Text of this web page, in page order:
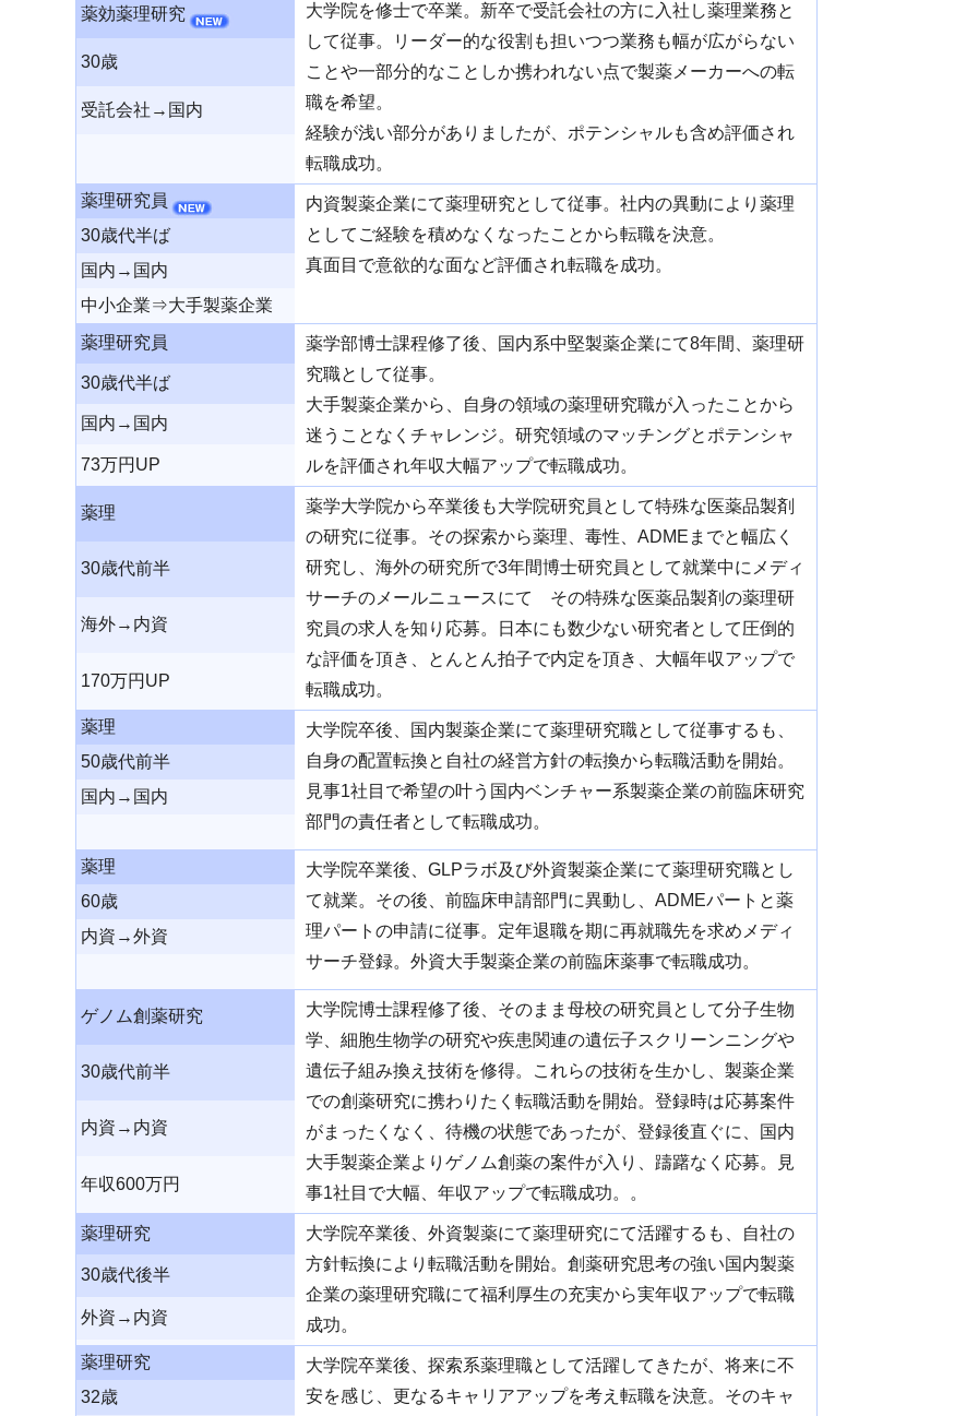
薬効薬理研究
大学院を修士で卒業。新卒で受託会社の方に入社し薬理業務と
して従事。リーダー的な役割も担いつつ業務も幅が広がらない
ことや一部分的なことしか携われない点で製薬メーカーへの転
職を希望。
経験が浅い部分がありましたが、ポテンシャルも含め評価され
転職成功。
30歳
受託会社→国内
薬理研究員
内資製薬企業にて薬理研究として従事。社内の異動により薬理
としてご経験を積めなくなったことから転職を決意。
真面目で意欲的な面など評価され転職を成功。
30歳代半ば
国内→国内
中小企業⇒大手製薬企業
薬理研究員
薬学部博士課程修了後、国内系中堅製薬企業にて8年間、薬理研
究職として従事。
大手製薬企業から、自身の領域の薬理研究職が入ったことから
迷うことなくチャレンジ。研究領域のマッチングとポテンシャ
ルを評価され年収大幅アップで転職成功。
30歳代半ば
国内→国内
73万円UP
薬理
薬学大学院から卒業後も大学院研究員として特殊な医薬品製剤
の研究に従事。その探索から薬理、毒性、ADMEまでと幅広く
研究し、海外の研究所で3年間博士研究員として就業中にメディ
サーチのメールニュースにて その特殊な医薬品製剤の薬理研
究員の求人を知り応募。日本にも数少ない研究者として圧倒的
な評価を頂き、とんとん拍子で内定を頂き、大幅年収アップで
転職成功。
30歳代前半
海外→内資
170万円UP
薬理
大学院卒後、国内製薬企業にて薬理研究職として従事するも、
自身の配置転換と自社の経営方針の転換から転職活動を開始。
見事1社目で希望の叶う国内ベンチャー系製薬企業の前臨床研究
部門の責任者として転職成功。
50歳代前半
国内→国内
薬理
大学院卒業後、GLPラボ及び外資製薬企業にて薬理研究職とし
て就業。その後、前臨床申請部門に異動し、ADMEパートと薬
理パートの申請に従事。定年退職を期に再就職先を求めメディ
サーチ登録。外資大手製薬企業の前臨床薬事で転職成功。
60歳
内資→外資
ゲノム創薬研究
大学院博士課程修了後、そのまま母校の研究員として分子生物
学、細胞生物学の研究や疾患関連の遺伝子スクリーンニングや
遺伝子組み換え技術を修得。これらの技術を生かし、製薬企業
での創薬研究に携わりたく転職活動を開始。登録時は応募案件
がまったくなく、待機の状態であったが、登録後直ぐに、国内
大手製薬企業よりゲノム創薬の案件が入り、躊躇なく応募。見
事1社目で大幅、年収アップで転職成功。。
30歳代前半
内資→内資
年収600万円
薬理研究
大学院卒業後、外資製薬にて薬理研究にて活躍するも、自社の
方針転換により転職活動を開始。創薬研究思考の強い国内製薬
企業の薬理研究職にて福利厚生の充実から実年収アップで転職
成功。
30歳代後半
外資→内資
薬理研究
大学院卒業後、探索系薬理職として活躍してきたが、将来に不
安を感じ、更なるキャリアアップを考え転職を決意。そのキャ
32歳